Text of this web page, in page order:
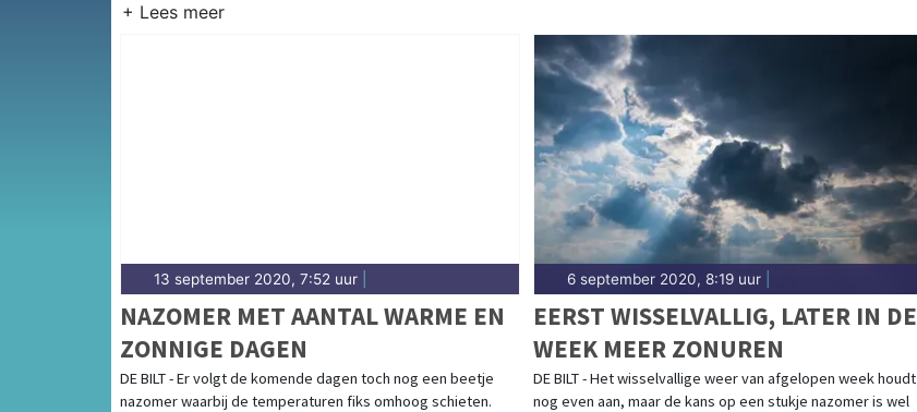
PRAKTISCHE INFORMATIE DORDRECHT
Van werkzaamheden op de A16 en de Dordtse Kil tot evenementen als de Dordrecht in Stoom en
13 september 2020, 7:52 uur
NAZOMER MET AANTAL WARME EN
ZONNIGE DAGEN
DE BILT - Er volgt de komende dagen toch nog een beetje
nazomer waarbij de temperaturen fiks omhoog schieten.
6 september 2020, 8:19 uur|
EERST WISSELVALLIG, LATER IN DE
WEEK MEER ZONUREN
DE BILT - Het wisselvallige weer van afgelopen week houdt
nog even aan, maar de kans op een stukje nazomer is wel